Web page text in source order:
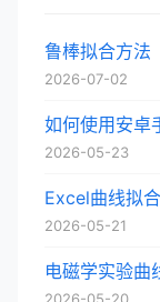
鲁棒拟合方法
2026-07-02
如何使用安卓
2026-05-23
Excel曲线拟
2026-05-21
电磁学实验曲